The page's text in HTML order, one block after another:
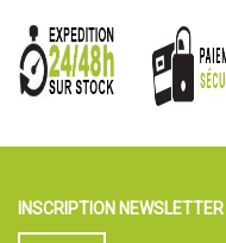
INSCRIPTION NEWSLETTER